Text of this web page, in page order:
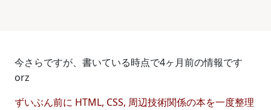
今さらですが、書いている時点で4ヶ月前の情報です
orz
ずいぶん前に HTML, CSS, 周辺技術関係の本を一度整理